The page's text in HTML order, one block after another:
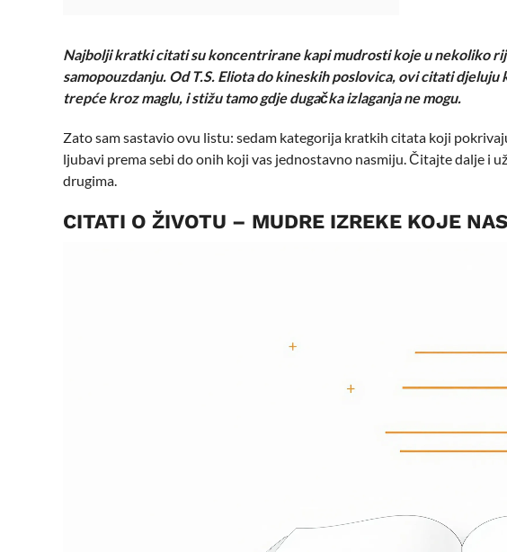
Najbolji kratki citati su koncentrirane kapi mudrosti koje u nekoliko
samopouzdanju. Od T.S. Eliota do kineskih poslovica, ovi citati
trepće kroz maglu, i stižu tamo gdje dugačka izlaganja ne mogu.
Zato sam sastavio ovu listu: sedam kategorija kratkih citata koji
ljubavi prema sebi do onih koji vas jednostavno nasmiju. Čitajte dalje i
drugima.
CITATI O ŽIVOTU – MUDRE IZREKE KOJE